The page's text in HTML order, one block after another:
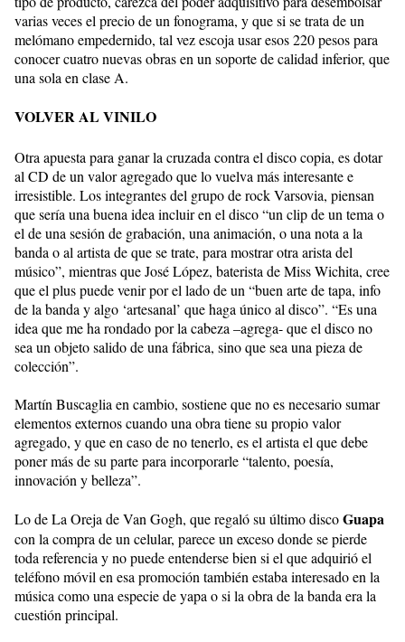
varias veces el precio de un fonograma, y que si se trata de un
melómano empedernido, tal vez escoja usar esos 220 pesos para
conocer cuatro nuevas obras en un soporte de calidad inferior, que
una sola en clase A.
VOLVER AL VINILO
Otra apuesta para ganar la cruzada contra el disco copia, es dotar
al CD de un valor agregado que lo vuelva más interesante e
irresistible. Los integrantes del grupo de rock Varsovia, piensan
que sería una buena idea incluir en el disco “un clip de un tema o
el de una sesión de grabación, una animación, o una nota a la
banda o al artista de que se trate, para mostrar otra arista del
músico”, mientras que José López, baterista de Miss Wichita, cree
que el plus puede venir por el lado de un “buen arte de tapa, info
de la banda y algo ‘artesanal’ que haga único al disco”. “Es una
idea que me ha rondado por la cabeza –agrega- que el disco no
sea un objeto salido de una fábrica, sino que sea una pieza de
colección”.
Martín Buscaglia en cambio, sostiene que no es necesario sumar
elementos externos cuando una obra tiene su propio valor
agregado, y que en caso de no tenerlo, es el artista el que debe
poner más de su parte para incorporarle “talento, poesía,
innovación y belleza”.
Lo de La Oreja de Van Gogh, que regaló su último discoGuapa
con la compra de un celular, parece un exceso donde se pierde
toda referencia y no puede entenderse bien si el que adquirió el
teléfono móvil en esa promoción también estaba interesado en la
música como una especie de yapa o si la obra de la banda era la
cuestión principal.